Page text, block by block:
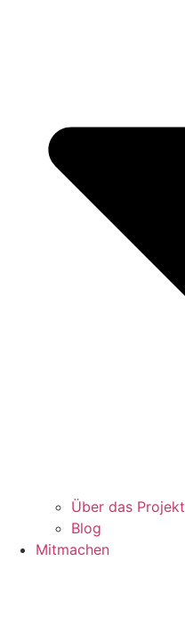
Über das Projekt
Blog
Mitmachen